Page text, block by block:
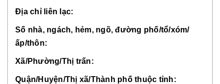
Địa chỉ liên lạc:
Số nhà, ngách, hẻm, ngõ, đường phố/tổ/xóm/
ấp/thôn:
Xã/Phường/Thị trấn:
Quận/Huyện/Thị xã/Thành phố thuộc tỉnh: